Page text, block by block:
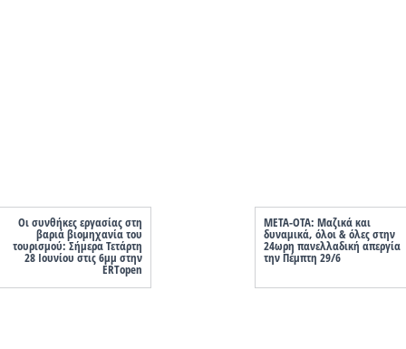
Οι συνθήκες εργασίας στη
βαριά βιομηχανία του
τουρισμού: Σήμερα Τετάρτη
28 Ιουνίου στις 6μμ στην
ERTopen
ΜΕΤΑ-ΟΤΑ: Μαζικά και
δυναμικά, όλοι & όλες στην
24ωρη πανελλαδική απεργία
την Πέμπτη 29/6